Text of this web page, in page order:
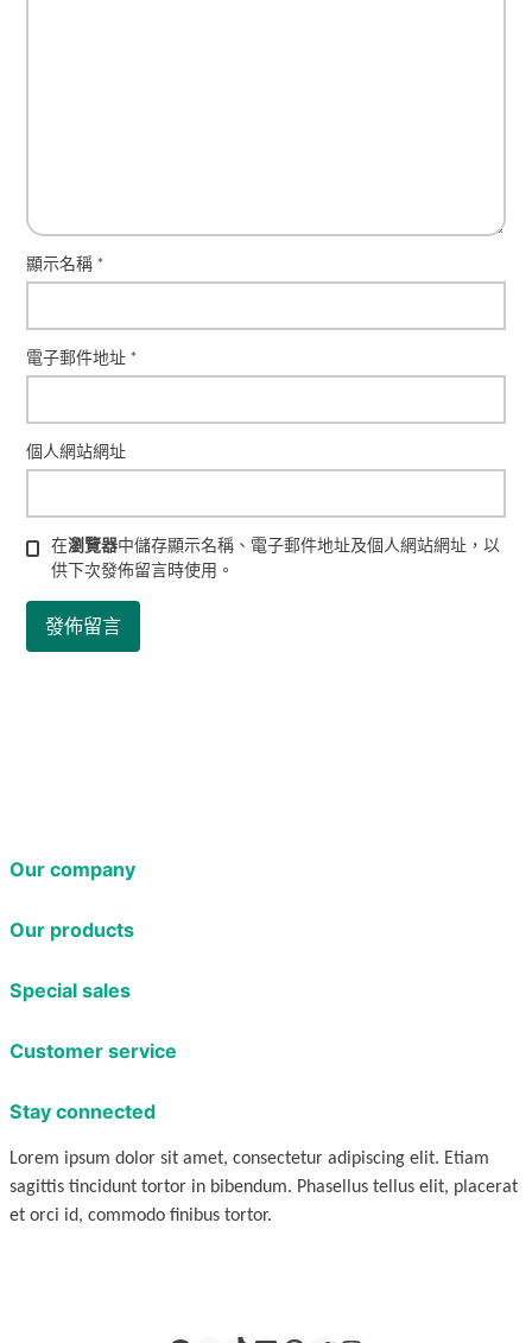
顯示名稱 *
電子郵件地址 *
個人網站網址
在瀏覽器中儲存顯示名稱、電子郵件地址及個人網站網址，以
供下次發佈留言時使用。
Our company
Our products
Special sales
Customer service
Stay connected
Lorem ipsum dolor sit amet, consectetur adipiscing elit. Etiam
sagittis tincidunt tortor in bibendum. Phasellus tellus elit, placerat
et orci id, commodo finibus tortor.